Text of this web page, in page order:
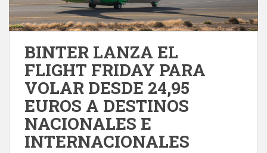
BINTER LANZA EL
FLIGHT FRIDAY PARA
VOLAR DESDE 24,95
EUROS A DESTINOS
NACIONALES E
INTERNACIONALES